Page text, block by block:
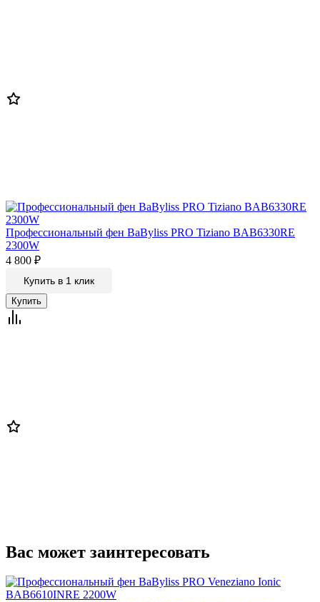
Профессиональный фен BaByliss PRO Tiziano BAB6330RE
2300W
4 800 ₽
Купить в 1 клик
Вас может заинтересовать